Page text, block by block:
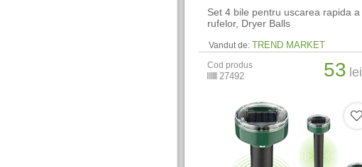
Set 4 bile pentru uscarea rapida a
rufelor, Dryer Balls
Vandut de: TREND MARKET
Cod produs
27492 53 lei